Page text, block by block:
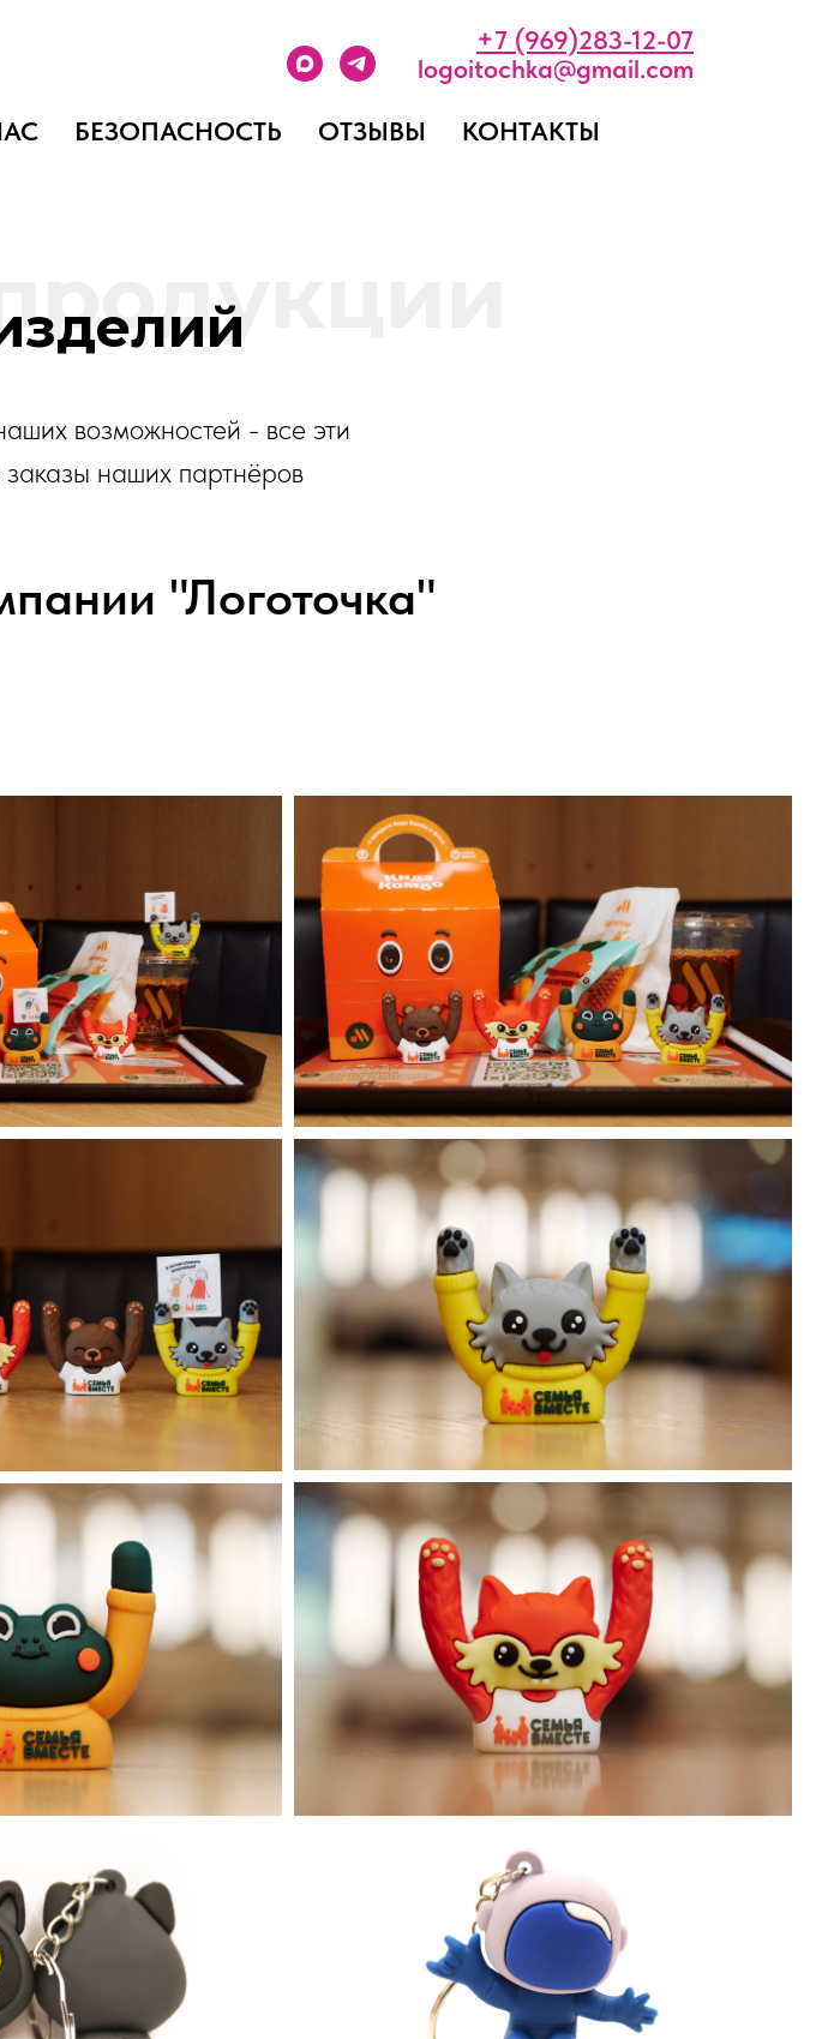
+7 (969)283-12-07
logoitochka@gmail.com
БЕЗОПАСНОСТЬ ОТЗЫВЫ КОНТАКТЫ
возможностей - все эти
наших партнёров
"Логоточка"